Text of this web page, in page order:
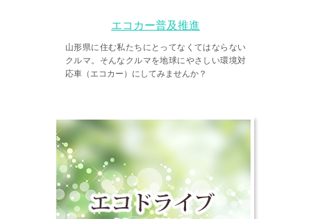
エコカー普及推進
山形県に住む私たちにとってなくてはならない
クルマ。そんなクルマを地球にやさしい環境対
応車（エコカー）にしてみませんか？